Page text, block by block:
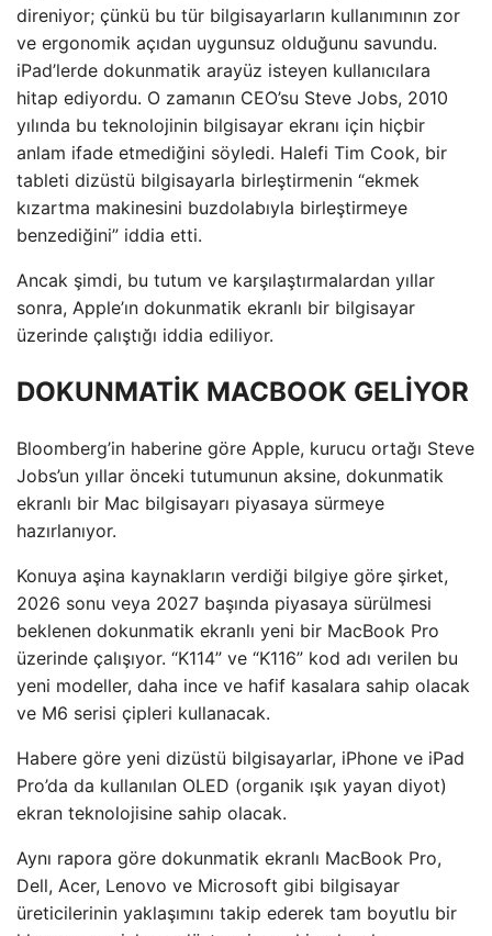
direniyor; çünkü bu tür bilgisayarların kullanımının zor
ve ergonomik açıdan uygunsuz olduğunu savundu.
iPad’lerde dokunmatik arayüz isteyen kullanıcılara
hitap ediyordu. O zamanın CEO’su Steve Jobs, 2010
yılında bu teknolojinin bilgisayar ekranı için hiçbir
anlam ifade etmediğini söyledi. Halefi Tim Cook, bir
tableti dizüstü bilgisayarla birleştirmenin “ekmek
kızartma makinesini buzdolabıyla birleştirmeye
benzediğini” iddia etti.
Ancak şimdi, bu tutum ve karşılaştırmalardan yıllar
sonra, Apple’ın dokunmatik ekranlı bir bilgisayar
üzerinde çalıştığı iddia ediliyor.
DOKUNMATİK MACBOOK GELİYOR
Bloomberg’in haberine göre Apple, kurucu ortağı Steve
Jobs’un yıllar önceki tutumunun aksine, dokunmatik
ekranlı bir Mac bilgisayarı piyasaya sürmeye
hazırlanıyor.
Konuya aşina kaynakların verdiği bilgiye göre şirket,
2026 sonu veya 2027 başında piyasaya sürülmesi
beklenen dokunmatik ekranlı yeni bir MacBook Pro
üzerinde çalışıyor. “K114” ve “K116” kod adı verilen bu
yeni modeller, daha ince ve hafif kasalara sahip olacak
ve M6 serisi çipleri kullanacak.
Habere göre yeni dizüstü bilgisayarlar, iPhone ve iPad
Pro’da da kullanılan OLED (organik ışık yayan diyot)
ekran teknolojisine sahip olacak.
Aynı rapora göre dokunmatik ekranlı MacBook Pro,
Dell, Acer, Lenovo ve Microsoft gibi bilgisayar
üreticilerinin yaklaşımını takip ederek tam boyutlu bir